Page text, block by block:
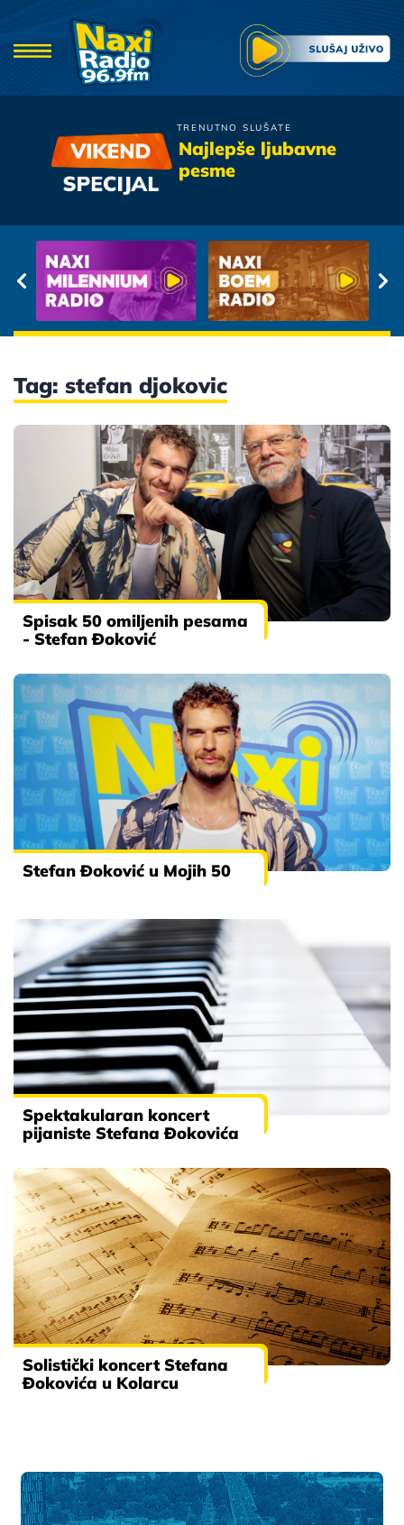
TRENUTNO SLUŠATE
Najlepše ljubavne
pesme
Boris Novkovic
Dok Svira Radio
Tag: stefan djokovic
Spisak 50 omiljenih pesama
- Stefan Đoković
Stefan Đoković u Mojih 50
Spektakularan koncert
pijaniste Stefana Đokovića
Solistički koncert Stefana
Đokovića u Kolarcu